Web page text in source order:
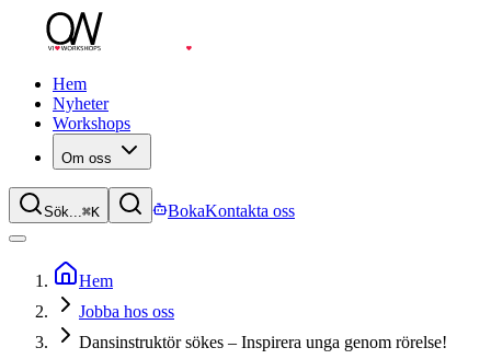
Hem
Nyheter
Workshops
Om oss
Sök...⌘K BokaKontakta oss
Hem
Jobba hos oss
Dansinstruktör sökes – Inspirera unga genom rörelse!